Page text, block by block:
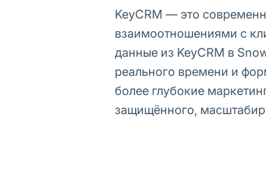
KeyCRM — это
взаимоотношениями с
данные из KeyCRM в
реального времени и
более глубокие
защищённого,